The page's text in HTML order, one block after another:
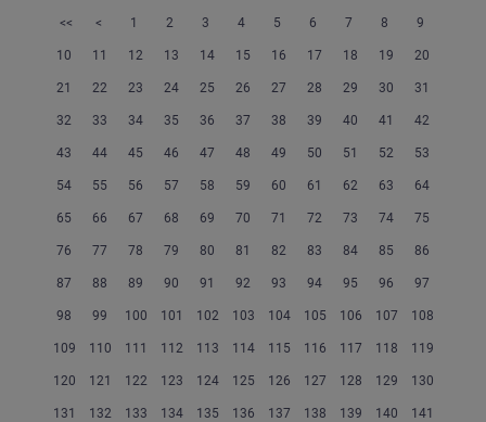
<< < 1 2 3 4 5 6 7 8 9
10 11 12 13 14 15 16 17 18 19 20
21 22 23 24 25 26 27 28 29 30 31
32 33 34 35 36 37 38 39 40 41 42
43 44 45 46 47 48 49 50 51 52 53
54 55 56 57 58 59 60 61 62 63 64
65 66 67 68 69 70 71 72 73 74 75
76 77 78 79 80 81 82 83 84 85 86
87 88 89 90 91 92 93 94 95 96 97
98 99 100 101 102 103 104 105 106 107 108
109 110 111 112 113 114 115 116 117 118 119
120 121 122 123 124 125 126 127 128 129 130
131 132 133 134 135 136 137 138 139 140 141